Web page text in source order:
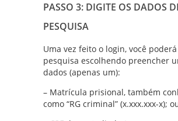
PASSO 3: DIGITE OS DADOS
PESQUISA
Uma vez feito o login, você
pesquisa escolhendo preencher
dados (apenas um):
– Matrícula prisional, também
como “RG criminal” (x.xxx.xxx-x);